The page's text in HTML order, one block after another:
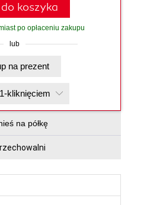
koszyka
po opłaceniu zakupu
lub
Kup na prezent
kliknięciem
na półkę